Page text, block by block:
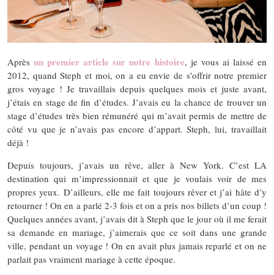
Aprèsun premier article sur notre histoire, je vous ai laissé en
2012, quand Steph et moi, on a eu envie de s’offrir notre premier
gros voyage ! Je travaillais depuis quelques mois et juste avant,
j’étais en stage de fin d’études. J’avais eu la chance de trouver un
stage d’études très bien rémunéré qui m’avait permis de mettre de
côté vu que je n’avais pas encore d’appart. Steph, lui, travaillait
déjà !
Depuis toujours, j’avais un rêve, aller à New York. C’est LA
destination qui m’impressionnait et que je voulais voir de mes
propres yeux. D’ailleurs, elle me fait toujours rêver et j’ai hâte d’y
retourner ! On en a parlé 2-3 fois et on a pris nos billets d’un coup !
Quelques années avant, j’avais dit à Steph que le jour où il me ferait
sa demande en mariage, j’aimerais que ce soit dans une grande
ville, pendant un voyage ! On en avait plus jamais reparlé et on ne
parlait pas vraiment mariage à cette époque.